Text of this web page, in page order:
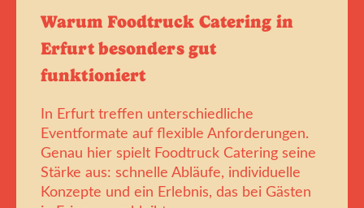
Warum Foodtruck Catering in
Erfurt besonders gut
funktioniert
In Erfurt treffen unterschiedliche
Eventformate auf flexible Anforderungen.
Genau hier spielt Foodtruck Catering seine
Stärke aus: schnelle Abläufe, individuelle
Konzepte und ein Erlebnis, das bei Gästen